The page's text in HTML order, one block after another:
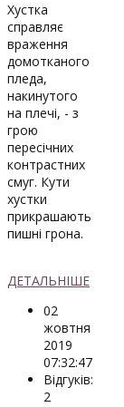
Хустка
справляє
враження
домотканого
пледа,
накинутого
на плечі, - з
грою
пересічних
контрастних
смуг. Кути
хустки
прикрашають
пишні грона.
ДЕТАЛЬНІШЕ
02
жовтня
2019
07:32:47
Відгуків:
2